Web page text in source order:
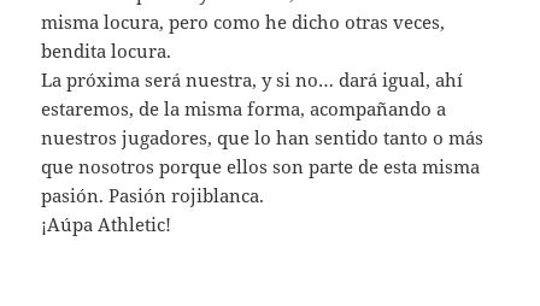
misma locura, pero como he dicho otras veces,
bendita locura.
La próxima será nuestra, y si no… dará igual, ahí
estaremos, de la misma forma, acompañando a
nuestros jugadores, que lo han sentido tanto o más
que nosotros porque ellos son parte de esta misma
pasión. Pasión rojiblanca.
¡Aúpa Athletic!